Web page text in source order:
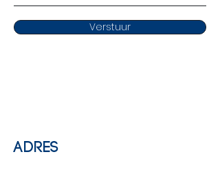
Verstuur
adres